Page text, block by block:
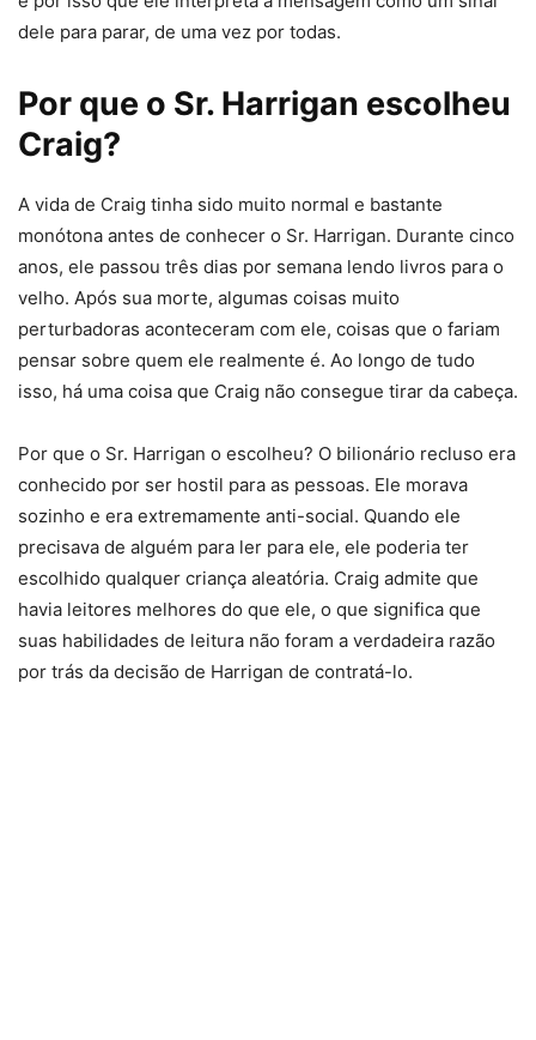
dele para parar, de uma vez por todas.
Por que o Sr. Harrigan escolheu
Craig?
A vida de Craig tinha sido muito normal e bastante
monótona antes de conhecer o Sr. Harrigan. Durante cinco
anos, ele passou três dias por semana lendo livros para o
velho. Após sua morte, algumas coisas muito
perturbadoras aconteceram com ele, coisas que o fariam
pensar sobre quem ele realmente é. Ao longo de tudo
isso, há uma coisa que Craig não consegue tirar da cabeça.
Por que o Sr. Harrigan o escolheu? O bilionário recluso era
conhecido por ser hostil para as pessoas. Ele morava
sozinho e era extremamente anti-social. Quando ele
precisava de alguém para ler para ele, ele poderia ter
escolhido qualquer criança aleatória. Craig admite que
havia leitores melhores do que ele, o que significa que
suas habilidades de leitura não foram a verdadeira razão
por trás da decisão de Harrigan de contratá-lo.